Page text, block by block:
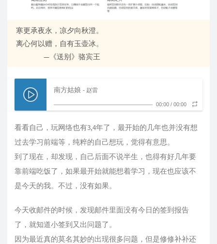
寒更承夜永，凉夕向秋澄。
离心何以赠，自有玉壶冰。
—《送别》骆宾王
南方姑娘 - 赵雷
00:00 / 00:00
看看自己，玩网络也有3,4年了，最开始的几年也并没有想
过去学习前端等，纯粹的自己想玩，觉得有意思。
到了现在，却发现，自己后面不说半生，也得有好几年要
靠前端吃饭了，如果最开始就能想着学习，现在也应该不
是今天的我。不过，没有如果。
今天收邮件的时候，发现邮件里面没有今日的签到报告
了，就知道小签到又出问题了。
因为最近真的莫名其妙的出现很多问题，但是修修补补还